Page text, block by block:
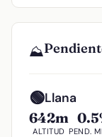
⛰️
🟢Llana
642m
ALTITUD PEND.